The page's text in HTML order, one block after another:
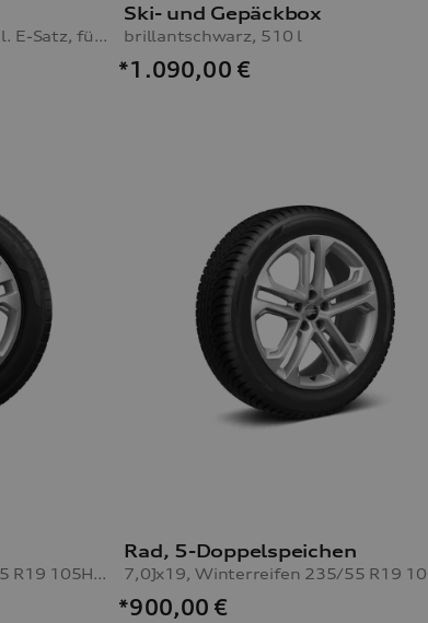
mechanisch schwenkbar, inkl. E-Satz, für Fahrzeuge mit Vorbereitung für AHV, ohne Anhängerassistent
Ski- und Gepäckbox
brillantschwarz, 510 l
*1.090,00 €
7,0Jx19, Winterreifen 235/55 R19 105H XL, rechts
Rad, 5-Doppelspeichen
*900,00 €